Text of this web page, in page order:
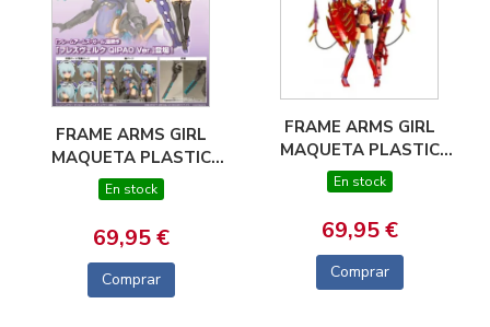
FRAME ARMS GIRL
MAQUETA PLASTIC
MODEL KIT
HRESVELGR QIPAO
VER. 17 CM
En stock
69,95 €
Comprar
FRAME ARMS GIRL
MAQUETA PLASTIC
MODEL KIT
HRESVELGR = RUFUS
(AGITO) 15 CM
En stock
69,95 €
Comprar